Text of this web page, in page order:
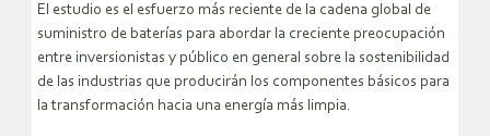
El estudio es el esfuerzo más reciente de la cadena global de
suministro de baterías para abordar la creciente preocupación
entre inversionistas y público en general sobre la sostenibilidad
de las industrias que producirán los componentes básicos para
la transformación hacia una energía más limpia.